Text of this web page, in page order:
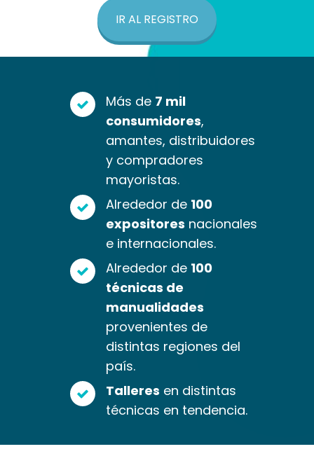
IR AL REGISTRO
Más de 7 mil
consumidores,
amantes, distribuidores
y compradores
mayoristas.
Alrededor de 100
expositores nacionales
e internacionales.
Alrededor de 100
técnicas de
manualidades
provenientes de
distintas regiones del
país.
Talleres en distintas
técnicas en tendencia.